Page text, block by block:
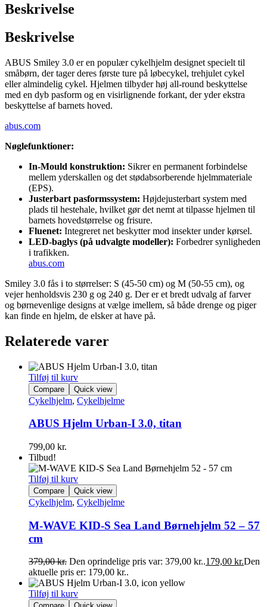
Beskrivelse
Beskrivelse
ABUS Smiley 3.0 er en populær cykelhjelm designet specielt til
småbørn, der tager deres første ture på løbecykel, trehjulet cykel
eller almindelig cykel. Hjelmen tilbyder høj all-round beskyttelse
med en dyb pasform og en visirlignende forkant, der yder ekstra
beskyttelse af barnets hoved.
abus.com
Nøglefunktioner:
In-Mould konstruktion: Sikrer en permanent forbindelse
mellem yderskallen og det stødabsorberende hjelmmateriale
(EPS).
Justerbart pasformssystem: Højdejusterbart system med
plads til hestehale, hvilket gør det nemt at tilpasse hjelmen til
barnets hovedstørrelse og frisure.
Fluenet: Integreret net beskytter mod insekter under kørsel.
LED-baglys (på udvalgte modeller): Forbedrer synligheden
i trafikken.
abus.com
Smiley 3.0 fås i to størrelser: S (45-50 cm) og M (50-55 cm), og
vejer henholdsvis 230 g og 240 g. Der er et bredt udvalg af farver
og børnevenlige designs at vælge imellem, så både drenge og piger
kan finde en hjelm, de elsker at have på.
Relaterede varer
Tilføj til kurv
Compare Quick view
Cykelhjelm, Cykelhjelme
ABUS Hjelm Urban-I 3.0, titan
799,00 kr.
Tilbud!
Tilføj til kurv
Compare Quick view
Cykelhjelm, Cykelhjelme
M-WAVE KID-S Sea Land Børnehjelm 52 – 57
cm
379,00kr. Den oprindelige pris var: 379,00 kr..179,00 kr.Den
aktuelle pris er: 179,00 kr..
Tilføj til kurv